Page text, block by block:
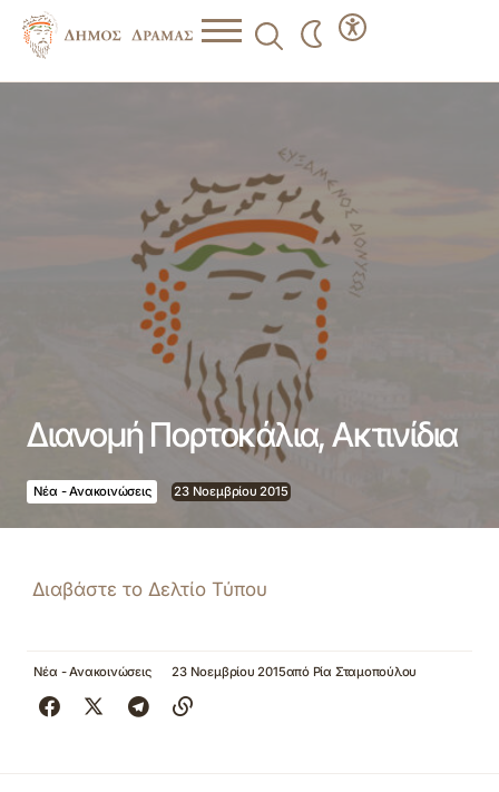
Διανομή Πορτοκάλια, Ακτινίδια
Νέα - Ανακοινώσεις 23 Νοεμβρίου 2015
Διαβάστε το Δελτίο Τύπου
Νέα - Ανακοινώσεις 23 Νοεμβρίου 2015από Ρία Σταμοπούλου